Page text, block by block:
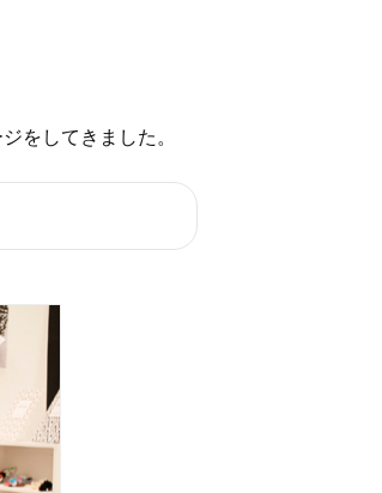
をしてきました。